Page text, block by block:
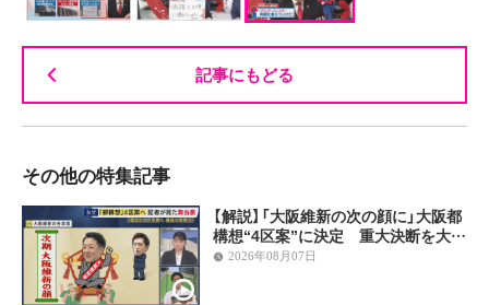
記事にもどる
その他の特集記事
【解説】「大阪維新の次の顔に」大阪都
構想“4区案”に決定 重大決断を大…
2026年08月07日